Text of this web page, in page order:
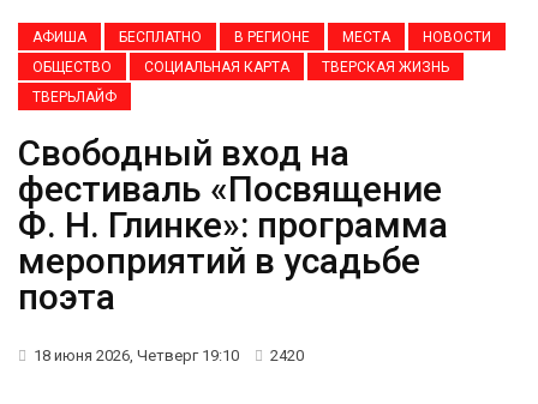
АФИША БЕСПЛАТНО В РЕГИОНЕ МЕСТА
НОВОСТИ
ОБЩЕСТВО
СОЦИАЛЬНАЯ КАРТА
ТВЕРСКАЯ ЖИЗНЬ
ТВЕРЬЛАЙФ
Свободный вход на
фестиваль «Посвящение
Ф. Н. Глинке»: программа
мероприятий в усадьбе
поэта
18 июня 2026, Четверг 19:10 2420